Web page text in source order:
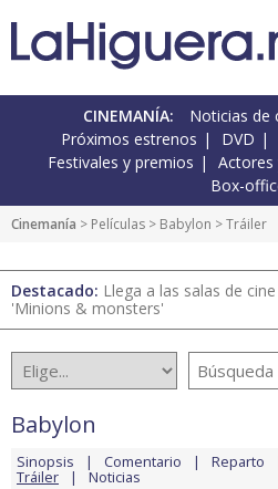
CINEMANÍA: Noticias de
Próximos estrenos
DVD
Festivales y premios
Actores
Box-
Cinemanía > Películas > Babylon > Tráiler
Destacado: Llega a las salas de
'Minions & monsters'
Babylon
Sinopsis Comentario Reparto
Tráiler Noticias